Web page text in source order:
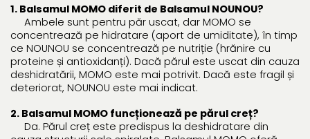
1. Balsamul MOMO diferit de Balsamul NOUNOU?
Ambele sunt pentru păr uscat, dar MOMO se
concentrează pe hidratare (aport de umiditate), în timp
ce NOUNOU se concentrează pe nutriție (hrănire cu
proteine și antioxidanți). Dacă părul este uscat din cauza
deshidratării, MOMO este mai potrivit. Dacă este fragil și
deteriorat, NOUNOU este mai indicat.
2. Balsamul MOMO funcționează pe părul creț?
Da. Părul creț este predispus la deshidratare din